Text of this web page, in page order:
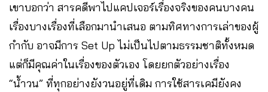
เขาบอกว่า สารคดีพาไปแคปเจอร์เรื่องจริงของคนบางคน
เรื่องบางเรื่องที่เลือกมานำเสนอ ตามทิศทางการเล่าของผู้
กำกับ อาจมีการ Set Up ไม่เป็นไปตามธรรมชาติทั้งหมด
แต่ก็มีคุณค่าในเรื่องของตัวเอง โดยยกตัวอย่างเรื่อง
“น้ำวน” ที่ทุกอย่างยังวนอยู่ที่เดิม การใช้สารเคมียังคง